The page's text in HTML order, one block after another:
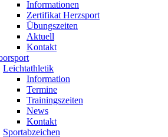
Informationen
Zertifikat Herzsport
Übungszeiten
Aktuell
Kontakt
Leichtathletik
Information
Termine
Trainingszeiten
News
Kontakt
Sportabzeichen